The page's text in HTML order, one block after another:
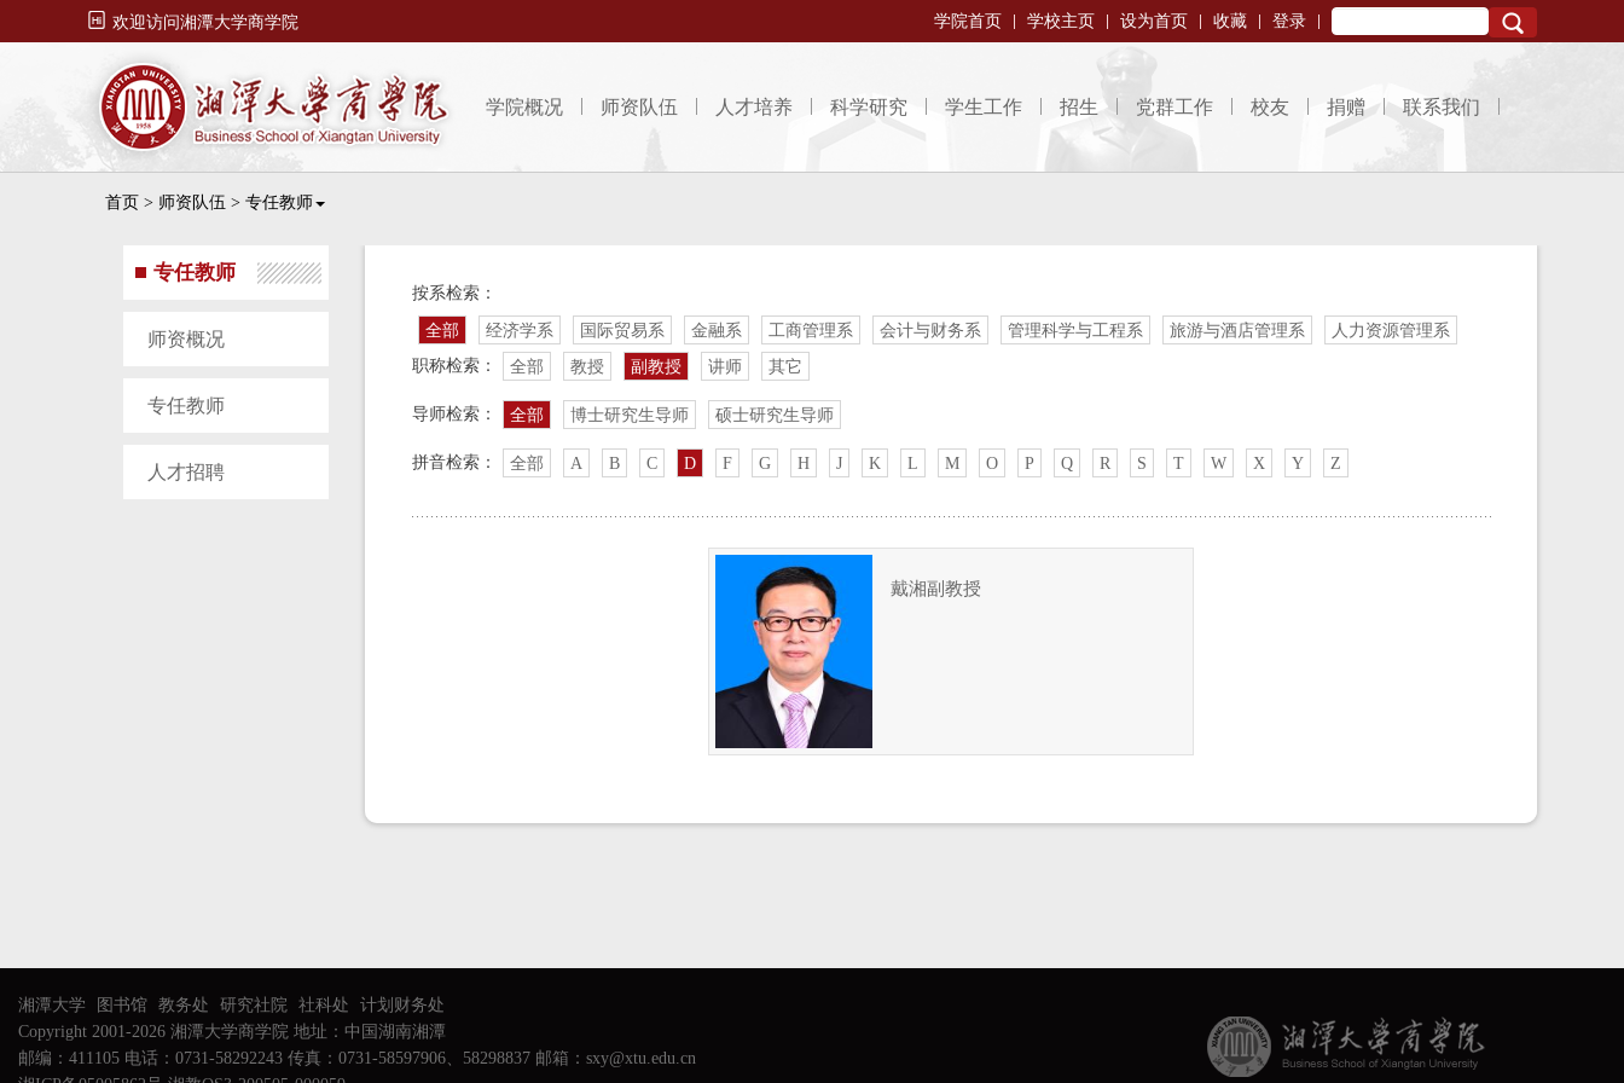
 欢迎访问湘潭大学商学院 学院首页 学校主页 设为首页 收藏 登录
学院概况 师资队伍 人才培养 科学研究 学生工作 招生 党群工作 校友 捐赠 联系我们
首页 > 师资队伍 > 专任教师
专任教师
师资概况
专任教师
人才招聘
按系检索：
全部 经济学系 国际贸易系 金融系 工商管理系 会计与财务系 管理科学与工程系 旅游与酒店管理系
人力资源管理系
职称检索：
全部 教授 副教授 讲师 其它
导师检索： 全部 博士研究生导师 硕士研究生导师
拼音检索： 全部 A B C D F G H J K L M O P Q R S T W X Y Z
戴湘副教授
湘潭大学 图书馆 教务处 研究社院 社科处
计划财务处
Copyright 2001-2026 湘潭大学商学院 地址：中国湖南湘潭
邮编：411105 电话：0731-58292243 传真：0731-58597906、58298837 邮箱：sxy@xtu.edu.cn